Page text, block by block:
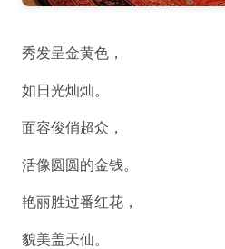
秀发呈金黄色，
如日光灿灿。
面容俊俏超众，
活像圆圆的金钱。
艳丽胜过番红花，
貌美盖天仙。